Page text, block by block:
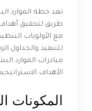
تعد خطة الموارد
طريق لتحقيق أهداف
مع الأولويات
للتنفيذ والجداول
مبادرات الموارد
الأهداف
المكونات